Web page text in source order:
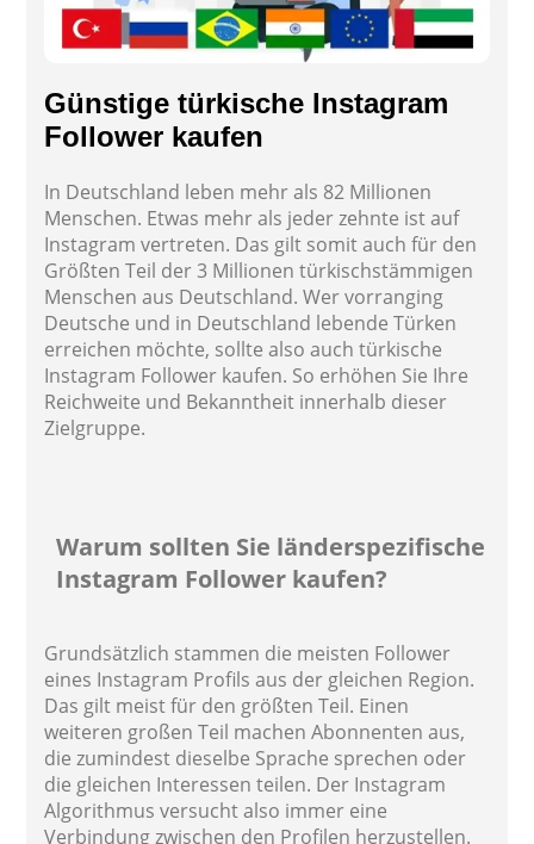
Günstige türkische Instagram
Follower kaufen
In Deutschland leben mehr als 82 Millionen
Menschen. Etwas mehr als jeder zehnte ist auf
Instagram vertreten. Das gilt somit auch für den
Größten Teil der 3 Millionen türkischstämmigen
Menschen aus Deutschland. Wer vorranging
Deutsche und in Deutschland lebende Türken
erreichen möchte, sollte also auch türkische
Instagram Follower kaufen. So erhöhen Sie Ihre
Reichweite und Bekanntheit innerhalb dieser
Zielgruppe.
Warum sollten Sie länderspezifische
Instagram Follower kaufen?
Grundsätzlich stammen die meisten Follower
eines Instagram Profils aus der gleichen Region.
Das gilt meist für den größten Teil. Einen
weiteren großen Teil machen Abonnenten aus,
die zumindest dieselbe Sprache sprechen oder
die gleichen Interessen teilen. Der Instagram
Algorithmus versucht also immer eine
Verbindung zwischen den Profilen herzustellen.